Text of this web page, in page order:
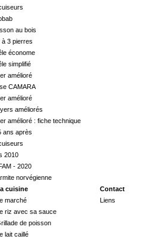
au bois
à 3 pierres
économe
simplifié
amélioré
CAMARA
amélioré
améliorés
amélioré : fiche technique
ans après
2010
- 2020
norvégienne
cuisine
marché
riz avec sa sauce
de poisson
lait caillé
Contact
Liens